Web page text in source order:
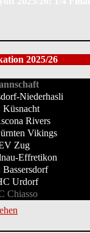
2025/26
Niederhasli
Küsnacht
Rivers
Vikings
Zug
Effretikon
Urdorf
Chiasso